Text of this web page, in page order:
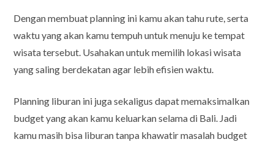
Dengan membuat planning ini kamu akan tahu rute, serta
waktu yang akan kamu tempuh untuk menuju ke tempat
wisata tersebut. Usahakan untuk memilih lokasi wisata
yang saling berdekatan agar lebih efisien waktu.
Planning liburan ini juga sekaligus dapat memaksimalkan
budget yang akan kamu keluarkan selama di Bali. Jadi
kamu masih bisa liburan tanpa khawatir masalah budget